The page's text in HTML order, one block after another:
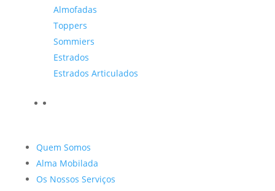
Almofadas
Toppers
Sommiers
Estrados
Estrados Articulados
Quem Somos
Alma Mobilada
Os Nossos Serviços